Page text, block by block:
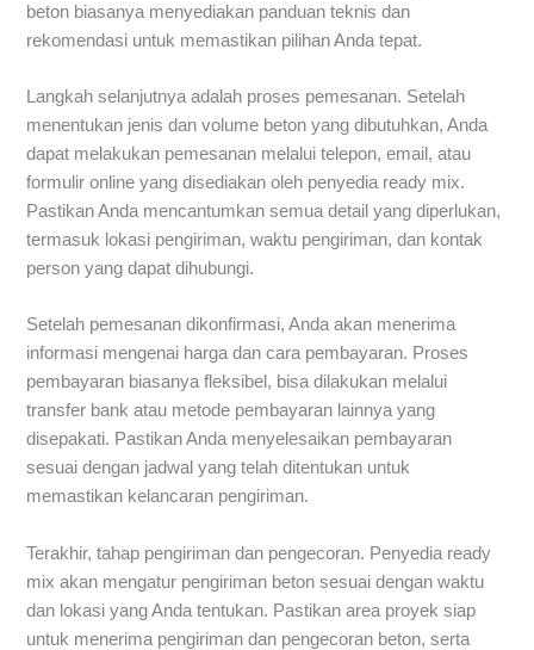
beton biasanya menyediakan panduan teknis dan
rekomendasi untuk memastikan pilihan Anda tepat.
Langkah selanjutnya adalah proses pemesanan. Setelah
menentukan jenis dan volume beton yang dibutuhkan, Anda
dapat melakukan pemesanan melalui telepon, email, atau
formulir online yang disediakan oleh penyedia ready mix.
Pastikan Anda mencantumkan semua detail yang diperlukan,
termasuk lokasi pengiriman, waktu pengiriman, dan kontak
person yang dapat dihubungi.
Setelah pemesanan dikonfirmasi, Anda akan menerima
informasi mengenai harga dan cara pembayaran. Proses
pembayaran biasanya fleksibel, bisa dilakukan melalui
transfer bank atau metode pembayaran lainnya yang
disepakati. Pastikan Anda menyelesaikan pembayaran
sesuai dengan jadwal yang telah ditentukan untuk
memastikan kelancaran pengiriman.
Terakhir, tahap pengiriman dan pengecoran. Penyedia ready
mix akan mengatur pengiriman beton sesuai dengan waktu
dan lokasi yang Anda tentukan. Pastikan area proyek siap
untuk menerima pengiriman dan pengecoran beton, serta